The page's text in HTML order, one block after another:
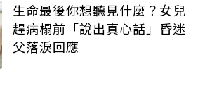
生命最後你想聽見什麼？女兒
趕病榻前「說出真心話」昏迷
父落淚回應